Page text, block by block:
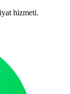
hizmeti.